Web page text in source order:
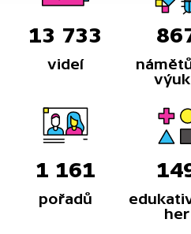
13 733
videí
1 161
pořadů
her